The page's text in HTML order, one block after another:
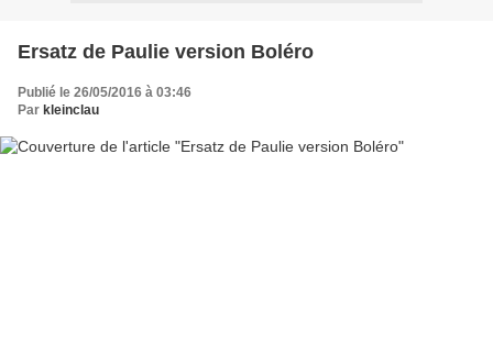
Ersatz de Paulie version Boléro
Publié le 26/05/2016 à 03:46
Par kleinclau